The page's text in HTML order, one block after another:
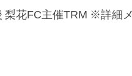
梨花FC主催TRM ※詳細